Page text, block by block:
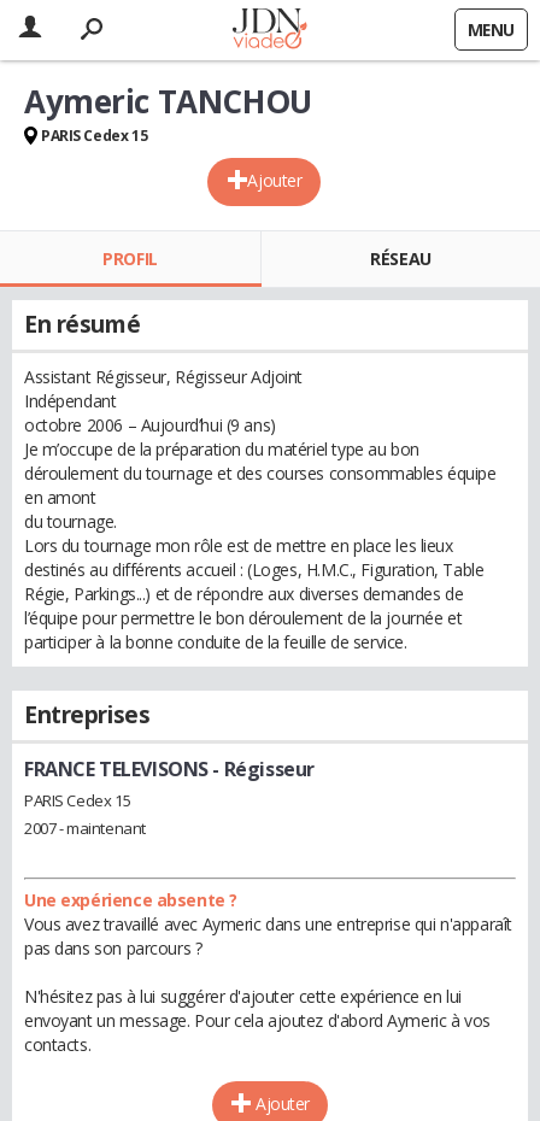
MENU
Ajouter
Aymeric TANCHOU
PARIS Cedex 15
PROFIL RÉSEAU
En résumé
Assistant Régisseur, Régisseur Adjoint
Indépendant
octobre 2006 – Aujourd’hui (9 ans)
Je m’occupe de la préparation du matériel type au bon
déroulement du tournage et des courses consommables équipe
en amont
du tournage.
Lors du tournage mon rôle est de mettre en place les lieux
destinés au différents accueil : (Loges, H.M.C., Figuration, Table
Régie, Parkings...) et de répondre aux diverses demandes de
l’équipe pour permettre le bon déroulement de la journée et
participer à la bonne conduite de la feuille de service.
Entreprises
FRANCE TELEVISONS- Régisseur
PARIS Cedex 15
2007 - maintenant
Une expérience absente ?
Vous avez travaillé avec Aymeric dans une entreprise qui n'apparaît
pas dans son parcours ?
N'hésitez pas à lui suggérer d'ajouter cette expérience en lui
envoyant un message. Pour cela ajoutez d'abord Aymeric à vos
contacts.
Ajouter